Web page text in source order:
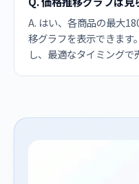
A. はい、各商品の最大
移グラフを表示できます
し、最適なタイミングで